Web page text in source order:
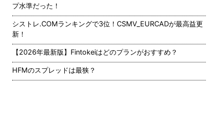
プ水準だった！
シストレ.COMランキングで3位！CSMV_EURCADが最高益更
新！
【2026年最新版】Fintokeiはどのプランがおすすめ？
HFMのスプレッドは最狭？